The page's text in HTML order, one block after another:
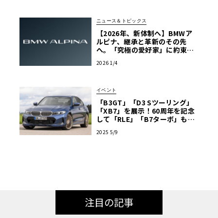
ニュース＆トピックス
【2026年、新体制へ】BMWア
ルピナ、継承と革新のその先
へ。「究極の愛好家」に約束す
2026 1/4
イベント
「B3GT」「D3 Sツーリング」
「XB7」を展示！60周年を記念
して「RLE」「B7ターボ」も！
【ル・ボラン カーズミート2025
2025 5/9
注目の記事